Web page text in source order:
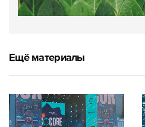
Ещё материалы